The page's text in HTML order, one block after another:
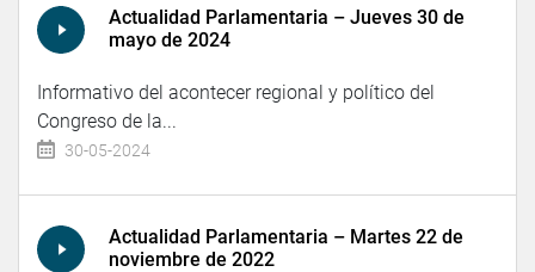
Actualidad Parlamentaria – Jueves 30 de
mayo de 2024
Informativo del acontecer regional y político del
Congreso de la...
30-05-2024
Actualidad Parlamentaria – Martes 22 de
noviembre de 2022